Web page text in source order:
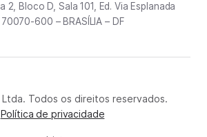
2, Bloco D, Sala 101, Ed. Via Esplanada
70070-600 – BRASÍLIA – DF
Ltda. Todos os direitos reservados.
Política de privacidade